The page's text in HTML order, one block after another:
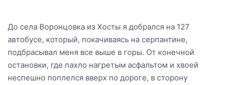
До села Воронцовка из Хосты я добрался на 127
автобусе, который, покачиваясь на серпантине,
подбрасывал меня все выше в горы. От конечной
остановки, где пахло нагретым асфальтом и хвоей
неспешно поплелся вверх по дороге, в сторону